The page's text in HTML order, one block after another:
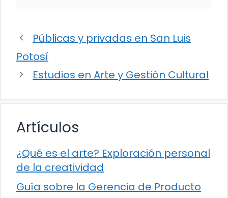
Públicas y privadas en San Luis
Potosí
Estudios en Arte y Gestión Cultural
Artículos
¿Qué es el arte? Exploración personal
de la creatividad
Guía sobre la Gerencia de Producto